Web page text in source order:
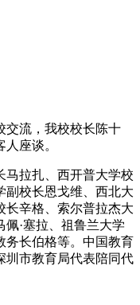
交流，我校校长陈十
座谈。
马拉扎、西开普大学校
副校长恩戈维、西北大
长辛格、索尔普拉杰大
·塞拉、祖鲁兰大学
务长伯格等。中国教育
圳市教育局代表陪同代